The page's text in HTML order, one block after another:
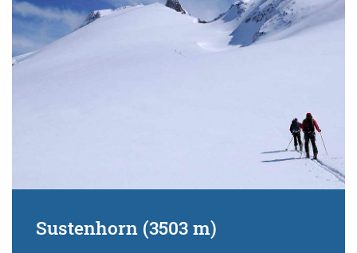
Sustenhorn (3503 m)